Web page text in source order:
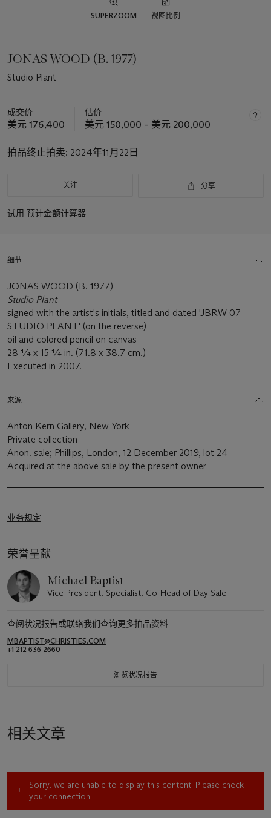
SUPERZOOM 视图比例
JONAS WOOD (B. 1977)
Studio Plant
成交价
美元 176,400
估价
美元 150,000 – 美元 200,000
拍品终止拍卖: 2024年11月22日
关注 分享
试用 预计金额计算器
细节
JONAS WOOD (B. 1977)
Studio Plant
signed with the artist's initials, titled and dated 'JBRW 07
STUDIO PLANT' (on the reverse)
oil and colored pencil on canvas
28 ¼ x 15 ¼ in. (71.8 x 38.7 cm.)
Executed in 2007.
来源
Anton Kern Gallery, New York
Private collection
Anon. sale; Phillips, London, 12 December 2019, lot 24
Acquired at the above sale by the present owner
业务规定
荣誉呈献
Michael Baptist
Vice President, Specialist, Co-Head of Day Sale
查阅状况报告或联络我们查询更多拍品资料
MBAPTIST@CHRISTIES.COM
+1 212 636 2660
浏览状况报告
相关文章
Sorry, we are unable to display this content. Please check
your connection.